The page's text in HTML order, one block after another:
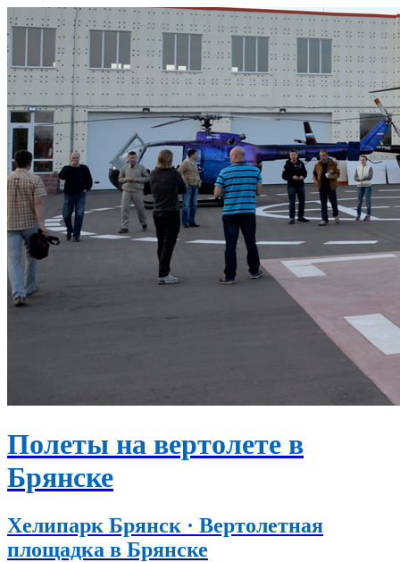
Полеты на вертолете в
Брянске
Хелипарк Брянск · Вертолетная
площадка в Брянске
Узнать больше. Хорошо, спасибо